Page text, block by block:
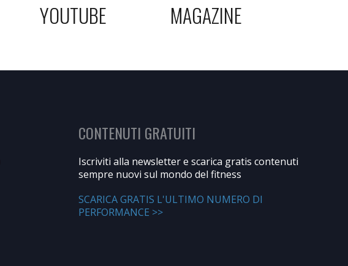
YOUTUBE MAGAZINE
CONTENUTI GRATUITI
Iscriviti alla newsletter e scarica gratis contenuti
sempre nuovi sul mondo del fitness
SCARICA GRATIS L'ULTIMO NUMERO DI
PERFORMANCE >>